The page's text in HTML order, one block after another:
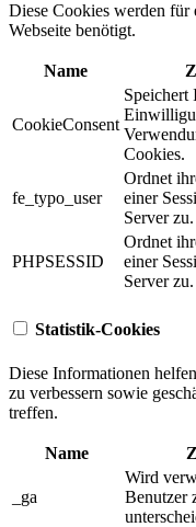
Diese Cookies werden für
Webseite benötigt.
Name
CookieConsent
Speichert
Cookies.
fe_typo_user
Ordnet
einer
Server zu.
PHPSESSID
Ordnet
einer
Server zu.
Statistik-Cookies
Diese Informationen
zu verbessern sowie
treffen.
Name
_ga
Wird
Benutzer